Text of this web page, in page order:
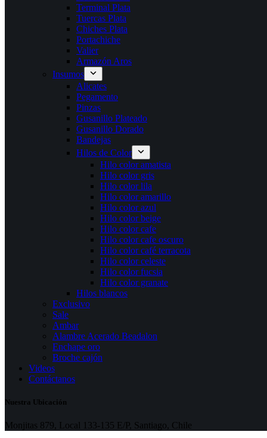
Terminal Plata
Tuercas Plata
Chiches Plata
Portachiche
Valier
Armazón Aros
Insumos
Alicates
Pegamento
Pinzas
Gusanillo Plateado
Gusanillo Dorado
Bandejas
Hilos de Color
Hilo color amatista
Hilo color gris
Hilo color lila
Hilo color amarillo
Hilo color azul
Hilo color beige
Hilo color cafe
Hilo color cafe oscuro
Hilo color café terracota
Hilo color celeste
Hilo color fucsia
Hilo color granate
Hilos blancos
Exclusivo
Sale
Ambar
Alambre Acerado Beadalon
Enchape oro
Broche cajón
Videos
Contáctanos
Nuestra Ubicación
Monjitas 879, Local 133-135 E/P, Santiago, Chile